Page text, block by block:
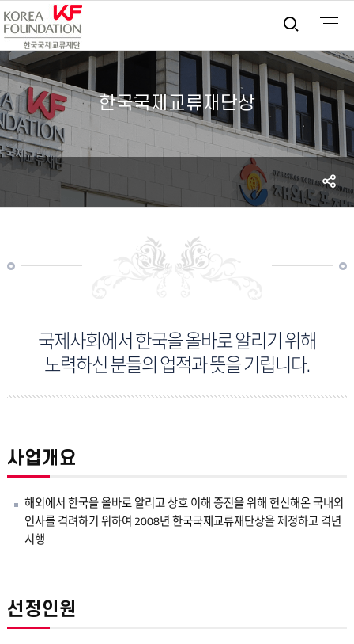
통합
한국국제교류재단상
국제사회에서 한국을 올바로 알리기 위해
노력하신 분들의 업적과 뜻을 기립니다.
사업개요
해외에서 한국을 올바로 알리고 상호 이해 증진을 위해 헌신해온 국내외
인사를 격려하기 위하여 2008년 한국국제교류재단상을 제정하고 격년
시행
선정인원